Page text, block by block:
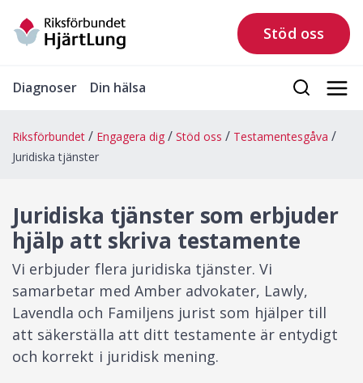
Stöd oss
Diagnoser Din hälsa
Riksförbundet Engagera dig Stöd oss
Testamentesgåva
Juridiska tjänster
Juridiska tjänster som erbjuder
hjälp att skriva testamente
Vi erbjuder flera juridiska tjänster. Vi
samarbetar med Amber advokater, Lawly,
Lavendla och Familjens jurist som hjälper till
att säkerställa att ditt testamente är entydigt
och korrekt i juridisk mening.